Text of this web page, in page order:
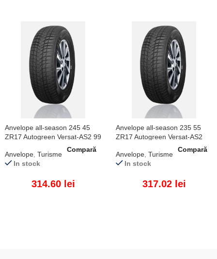
Anvelope all-season 245 45
ZR17 Autogreen Versat-AS2 99
Anvelope Turisme
In stock
314.60 lei
Compară
Anvelope all-season 235 55
ZR17 Autogreen Versat-AS2
Anvelope Turisme
In stock
317.02 lei
Compară